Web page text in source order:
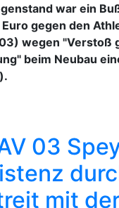
war ein
gegen den
wegen "Verstoß
beim Neubau
03
mit